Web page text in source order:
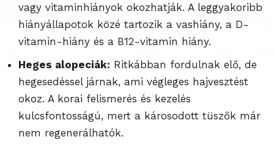
vagy vitaminhiányok okozhatják. A leggyakoribb
hiányállapotok közé tartozik a vashiány, a D-
vitamin-hiány és a B12-vitamin hiány.
Heges alopeciák: Ritkábban fordulnak elő, de
hegesedéssel járnak, ami végleges hajvesztést
okoz. A korai felismerés és kezelés
kulcsfontosságú, mert a károsodott tüszők már
nem regenerálhatók.